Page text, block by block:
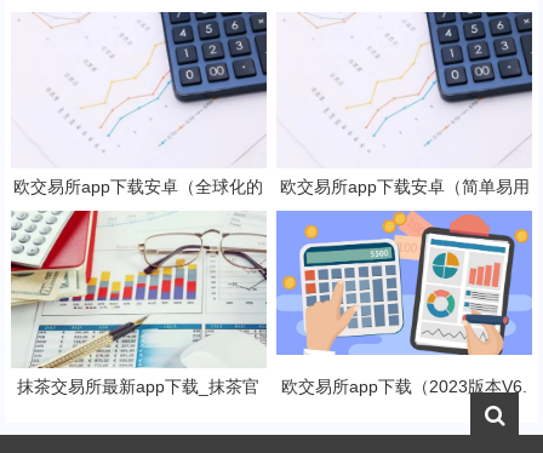
间了解全球数字货币消息)
抹茶b钱包v6.2.3下载地址
欧交易所app下载安卓（全球化的
数字货币交易所）
欧交易所app下载安卓（简单易用
的数字货币交易app）
抹茶交易所最新app下载_抹茶官
欧交易所app下载（2023版本V6.
4.4）_欧交易所安装包